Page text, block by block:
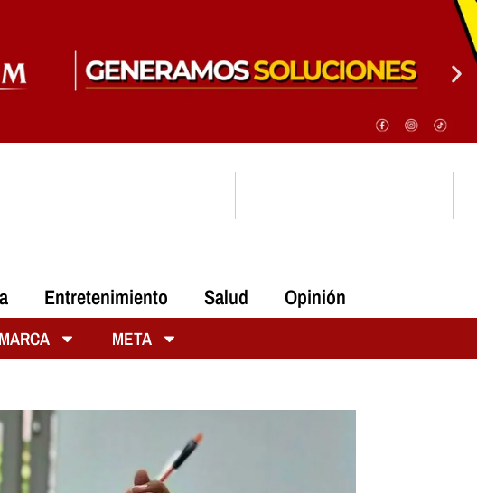
Entretenimiento Salud Opinión
META